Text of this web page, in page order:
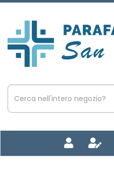
Passa
principale
San
Biagio
Cerca
Prodotto